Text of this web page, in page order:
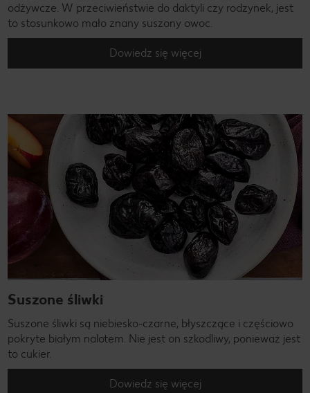
odżywcze. W przeciwieństwie do daktyli czy rodzynek, jest
to stosunkowo mało znany suszony owoc.
Dowiedz się więcej
Suszone śliwki
Suszone śliwki są niebiesko-czarne, błyszczące i częściowo
pokryte białym nalotem. Nie jest on szkodliwy, ponieważ jest
to cukier.
Dowiedz się więcej